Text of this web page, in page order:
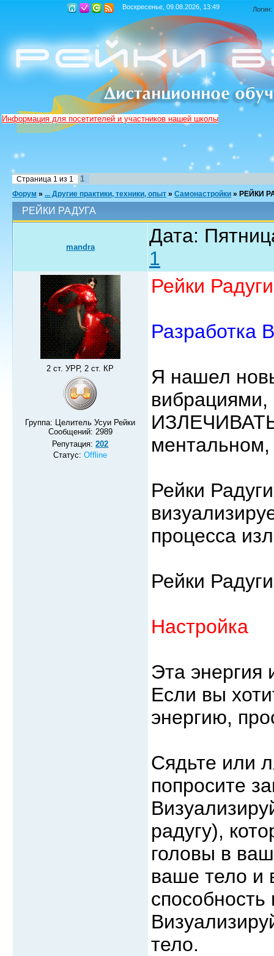
Воскресенье, 09.08.2026, 13:49 Логин:
Информация для посетителей и участников нашей школы
Страница 1 из 1 1
Форум » ... Другие практики, техники, опыт » Самонастройки » РЕЙКИ
РЕЙКИ РАДУГА
mandra
Дата:
1
2 ст. УРР, 2 ст. КР
Группа: Целитель Усуи Рейки
Сообщений: 2989
Репутация:202
Статус:Offline
Рейки Радуги
Разработка
Я нашел
ИЗЛЕЧИВАТЬ
Рейки
процесса
Рейки
Настройка
Эта энергия
Если вы
энергию,
Сядьте или
попросите
радугу),
головы в
ваше тело и
способность
тело.